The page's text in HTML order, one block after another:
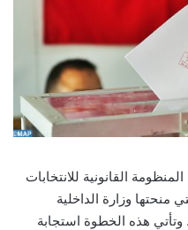
القانونية للانتخابات
التي منحتها وزارة الداخلية
وتأتي هذه الخطوة استجابة